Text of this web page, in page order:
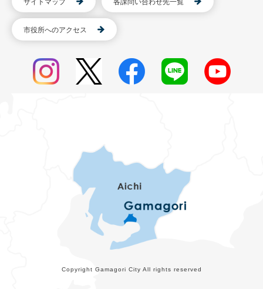
サイトマップ 各課問い合わせ先一覧
市役所へのアクセス
Copyright Gamagori City All rights reserved